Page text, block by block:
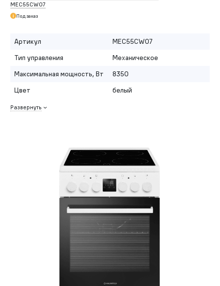
MEC55CW07
Под заказ
Артикул
MEC55CW07
Тип управления
Механическое
Максимальная мощность, Вт
8350
Цвет
белый
Развернуть